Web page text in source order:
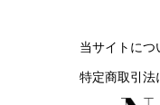
当サイトにつ
特定商取引法